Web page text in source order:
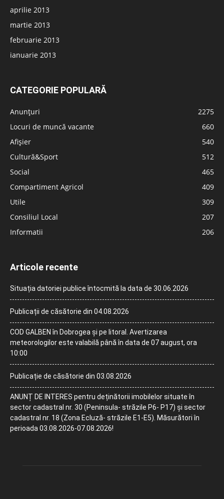
aprilie 2013
martie 2013
februarie 2013
ianuarie 2013
CATEGORIE POPULARĂ
Anunțuri
2275
Locuri de muncă vacante
660
Afișier
540
Cultură&Sport
512
Social
465
Compartiment Agricol
409
Utile
309
Consiliul Local
207
Informatii
206
Articole recente
Situația datoriei publice întocmită la data de 30.06.2026
Publicații de căsătorie din 04.08.2026
COD GALBEN în Dobrogea și pe litoral. Avertizarea
meteorologilor este valabilă până în data de 07 august, ora
10:00
Publicație de căsătorie din 03.08.2026
ANUNȚ DE INTERES pentru deținătorii imobilelor situate în
sector cadastral nr. 30 (Peninsula- străzile P6- P17) și sector
cadastral nr. 18 (Zona Ecluză- străzile E1-E5). Măsurători în
perioada 03.08.2026-07.08.2026!